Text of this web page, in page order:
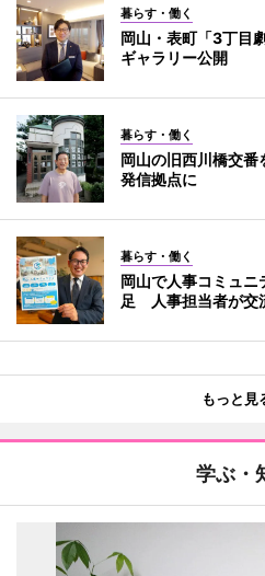
暮らす・働く
岡山・表町「3丁目
ギャラリー公開
暮らす・働く
岡山の旧西川橋交
発信拠点に
暮らす・働く
岡山で人事コミュ
足 人事担当者が交
もっと見
学ぶ・